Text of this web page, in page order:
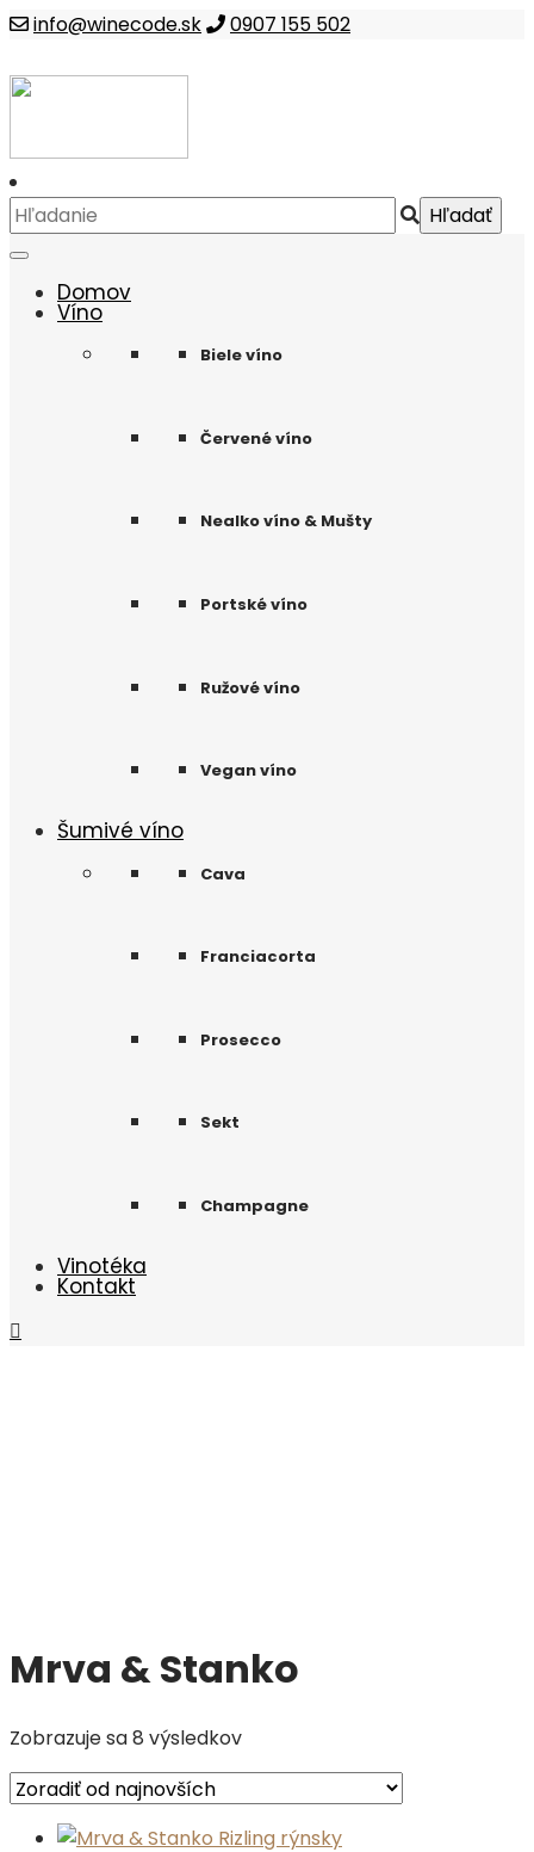
info@winecode.sk 0907 155 502
Domov
Víno
Biele víno
Červené víno
Nealko víno & Mušty
Portské víno
Ružové víno
Vegan víno
Šumivé víno
Cava
Franciacorta
Prosecco
Sekt
Champagne
Vinotéka
Kontakt
Mrva & Stanko
Zobrazuje sa 8 výsledkovZoradené
podľa
najnovších